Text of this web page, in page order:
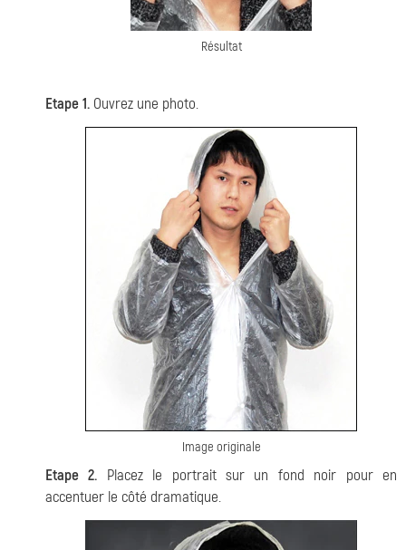
Résultat
Etape 1. Ouvrez une photo.
Image originale
Etape 2. Placez le portrait sur un fond noir pour en
accentuer le côté dramatique.